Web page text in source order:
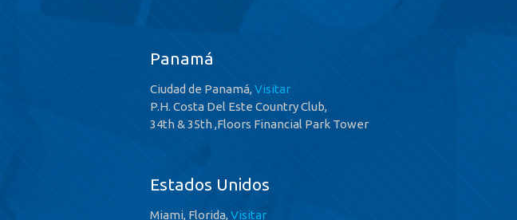
Panamá
Ciudad de Panamá,Visitar
P.H. Costa Del Este Country Club,
34th & 35th ,Floors Financial Park Tower
Estados Unidos
Miami, Florida,Visitar